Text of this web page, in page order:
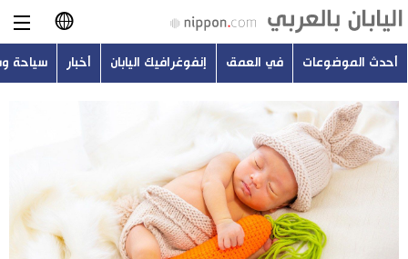
日本語
繁體字
Français
أحدث الموضوعات
أحدث الموضوعات في العمق إنفوغرافيك اليابان أخبار سياحة